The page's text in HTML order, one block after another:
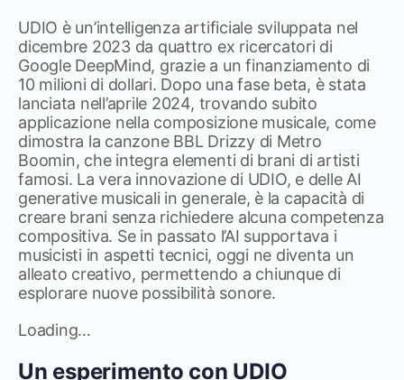
UDIO è un’intelligenza artificiale sviluppata nel
dicembre 2023 da quattro ex ricercatori di
Google DeepMind, grazie a un finanziamento di
10 milioni di dollari. Dopo una fase beta, è stata
lanciata nell’aprile 2024, trovando subito
applicazione nella composizione musicale, come
dimostra la canzone BBL Drizzy di Metro
Boomin, che integra elementi di brani di artisti
famosi. La vera innovazione di UDIO, e delle AI
generative musicali in generale, è la capacità di
creare brani senza richiedere alcuna competenza
compositiva. Se in passato l’AI supportava i
musicisti in aspetti tecnici, oggi ne diventa un
alleato creativo, permettendo a chiunque di
esplorare nuove possibilità sonore.
Loading…
Un esperimento con UDIO